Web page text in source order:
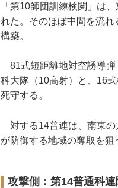
「第10師団訓練検閲」は
れた。そのほぼ中間を流
構築。
81式短距離地対空誘導弾
科大隊（10高射）と、16
死守する。
対する14普連は、南東の
が防御する地域の奪取を狙
攻撃側：第14普通科連